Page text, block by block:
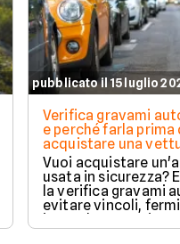
pubblicato il 15 luglio
Verifica gravami
e perché farla prima
acquistare una
Vuoi acquistare
usata in sicurezza?
la verifica gravami
evitare vincoli,
tutelare il tuo